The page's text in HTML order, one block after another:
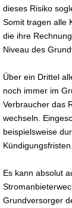
dieses Risiko
Somit tragen alle
die ihre
Niveau des
Über ein Drittel
noch immer im
Verbraucher das
wechseln.
beispielsweise
Kündigungsfristen.
Es kann absolut
Grundversorger